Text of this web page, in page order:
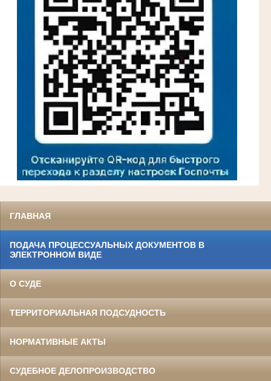
ГЛАВНАЯ
ПОДАЧА ПРОЦЕССУАЛЬНЫХ ДОКУМЕНТОВ В
ЭЛЕКТРОННОМ ВИДЕ
О СУДЕ
ТЕРРИТОРИАЛЬНАЯ ПОДСУДНОСТЬ
НОРМАТИВНЫЕ АКТЫ
СУДЕБНОЕ ДЕЛОПРОИЗВОДСТВО